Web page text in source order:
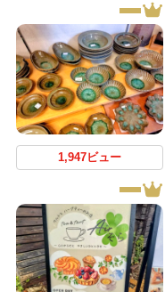
1,947ビュー